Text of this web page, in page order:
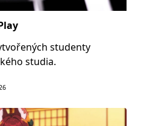
studenty
studia.